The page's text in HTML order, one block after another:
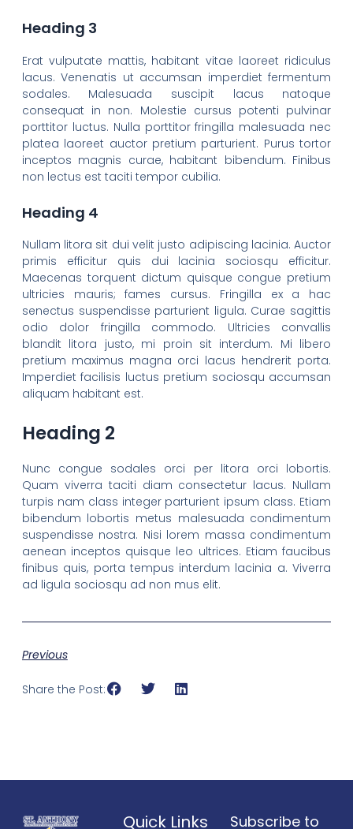
Heading 3
Erat vulputate mattis, habitant vitae laoreet ridiculus
lacus. Venenatis ut accumsan imperdiet fermentum
sodales. Malesuada suscipit lacus natoque
consequat in non. Molestie cursus potenti pulvinar
porttitor luctus. Nulla porttitor fringilla malesuada nec
platea laoreet auctor pretium parturient. Purus tortor
inceptos magnis curae, habitant bibendum. Finibus
non lectus est taciti tempor cubilia.
Heading 4
Nullam litora sit dui velit justo adipiscing lacinia. Auctor
primis efficitur quis dui lacinia sociosqu efficitur.
Maecenas torquent dictum quisque congue pretium
ultricies mauris; fames cursus. Fringilla ex a hac
senectus suspendisse parturient ligula. Curae sagittis
odio dolor fringilla commodo. Ultricies convallis
blandit litora justo, mi proin sit interdum. Mi libero
pretium maximus magna orci lacus hendrerit porta.
Imperdiet facilisis luctus pretium sociosqu accumsan
aliquam habitant est.
Heading 2
Nunc congue sodales orci per litora orci lobortis.
Quam viverra taciti diam consectetur lacus. Nullam
turpis nam class integer parturient ipsum class. Etiam
bibendum lobortis metus malesuada condimentum
suspendisse nostra. Nisi lorem massa condimentum
aenean inceptos quisque leo ultrices. Etiam faucibus
finibus quis, porta tempus interdum lacinia a. Viverra
ad ligula sociosqu ad non mus elit.
Previous
Share the Post:
Quick Links Subscribe to